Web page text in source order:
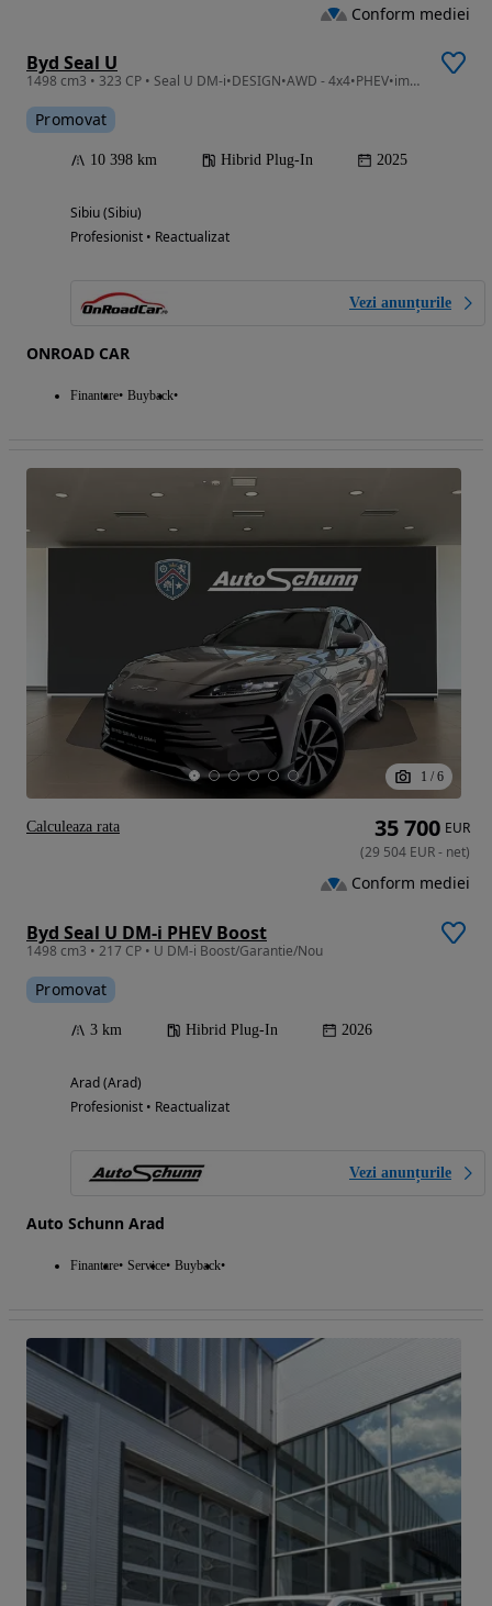
Byd Seal U
1498 cm3 • 323 CP • Seal U DM-i•DESIGN•AWD - 4x4•PHEV•import Germania
Promovat
10 398 km Hibrid Plug-In 2025
Sibiu (Sibiu)
Profesionist • Reactualizat
Vezi anunțurile
ONROAD CAR
Finantare Buyback
Conform mediei
1 / 6
Byd Seal U DM-i PHEV Boost
1498 cm3 • 217 CP • U DM-i Boost/Garantie/Nou
Promovat
3 km Hibrid Plug-In 2026
Arad (Arad)
Profesionist • Reactualizat
Vezi anunțurile
Auto Schunn Arad
Finantare Service Buyback
35 700 EUR
(29 504 EUR- net)
Conform mediei
Calculeaza rata